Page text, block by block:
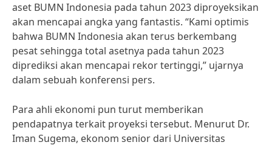
aset BUMN Indonesia pada tahun 2023 diproyeksikan
akan mencapai angka yang fantastis. “Kami optimis
bahwa BUMN Indonesia akan terus berkembang
pesat sehingga total asetnya pada tahun 2023
diprediksi akan mencapai rekor tertinggi,” ujarnya
dalam sebuah konferensi pers.
Para ahli ekonomi pun turut memberikan
pendapatnya terkait proyeksi tersebut. Menurut Dr.
Iman Sugema, ekonom senior dari Universitas